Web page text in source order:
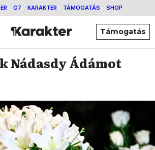
G7 KARAKTER TÁMOGATÁS SHOP
Támogatás
Nádasdy Ádámot